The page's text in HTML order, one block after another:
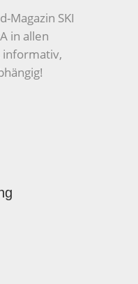
Magazin SKI
in allen
informativ,